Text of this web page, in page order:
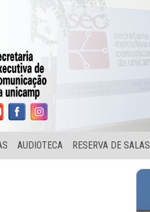
AUDIOTECA RESERVA DE SALAS